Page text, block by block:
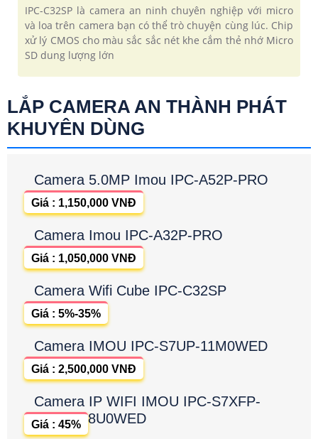
IPC-C32SP là camera an ninh chuyên nghiệp với micro
và loa trên camera bạn có thể trò chuyện cùng lúc. Chip
xử lý CMOS cho màu sắc sắc nét khe cắm thẻ nhớ Micro
SD dung lượng lớn
LẮP CAMERA AN THÀNH PHÁT
KHUYÊN DÙNG
Camera 5.0MP Imou IPC-A52P-PRO
Giá : 1,150,000 VNĐ
Camera Imou IPC-A32P-PRO
Giá : 1,050,000 VNĐ
Camera Wifi Cube IPC-C32SP
Giá : 5%-35%
Camera IMOU IPC-S7UP-11M0WED
Giá : 2,500,000 VNĐ
Camera IP WIFI IMOU IPC-S7XFP-
8U0WED
Giá : 45%